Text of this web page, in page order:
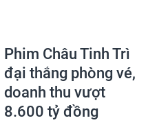
Phim Châu Tinh Trì
đại thắng phòng vé,
doanh thu vượt
8.600 tỷ đồng